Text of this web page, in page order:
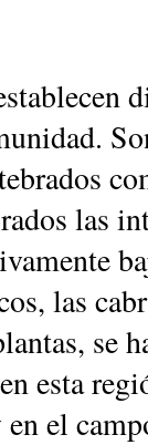
las
las
se
esta
el